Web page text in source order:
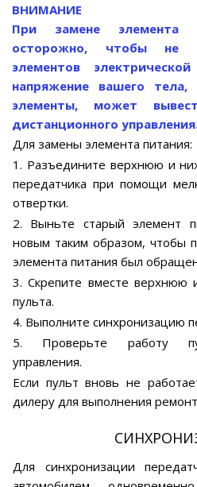
ВНИМАНИЕ
При замене элемента
осторожно, чтобы не
элементов
напряжение вашего тела,
элементы, может
дистанционного
Для замены элемента питания:
1. Разъедините верхнюю и
передатчика при помощи
отвертки.
2. Выньте старый элемент
новым таким образом, чтобы
элемента питания был
3. Скрепите вместе верхнюю
пульта.
4. Выполните синхронизацию
5. Проверьте работу
управления.
Если пульт вновь не
дилеру для выполнения
Для синхронизации